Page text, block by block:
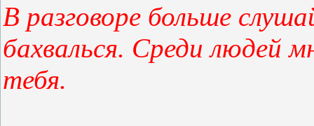
В разговоре больше
бахвалься. Среди людей
тебя.